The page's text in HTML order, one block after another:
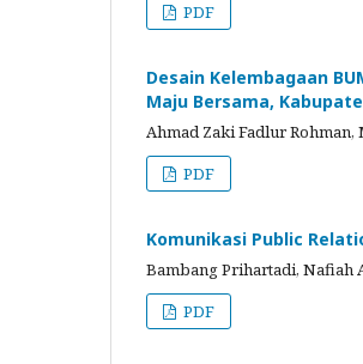
PDF
Desain Kelembagaan
Maju Bersama,
Ahmad Zaki Fadlur
PDF
Komunikasi Public
Bambang Prihartadi, Nafiah
PDF